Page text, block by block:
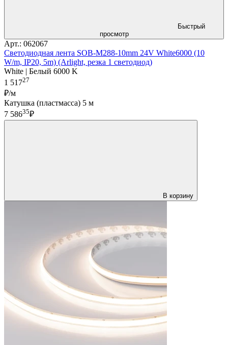
Быстрый
просмотр
Арт.: 062067
Светодиодная лента SOB-M288-10mm 24V White6000 (10
W/m, IP20, 5m) (Arlight, резка 1 светодиод)
White | Белый 6000 K
1 51727
₽/м
Катушка (пластмасса) 5 м
7 58635₽
В корзину